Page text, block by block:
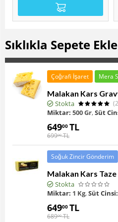
Sıklıkla Sepete
Çoğrafi İşaret Mera
Malakan Kars
Stokta
Miktar: 500 Gr,Süt
64900 TL
69900 TL
Soğuk Zincir Gönderim
Malakan Kars
Stokta
Miktar: 1 Kg,Süt Cinsi:
64900 TL
68900 TL